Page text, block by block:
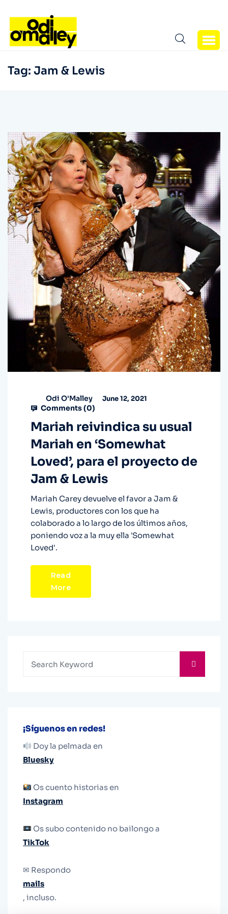
Tag: Jam & Lewis
Odi O'Malley June 12, 2021
Comments (0)
Mariah reivindica su usual
Mariah en ‘Somewhat
Loved’, para el proyecto de
Jam & Lewis
Mariah Carey devuelve el favor a Jam &
Lewis, productores con los que ha
colaborado a lo largo de los últimos años,
poniendo voz a la muy ella 'Somewhat
Loved'.
Read
More
¡Síguenos en redes!
Doy la pelmada en
Bluesky
Os cuento historias en
Instagram
Os subo contenido no bailongo a
TikTok
✉ Respondo
mails
, incluso.